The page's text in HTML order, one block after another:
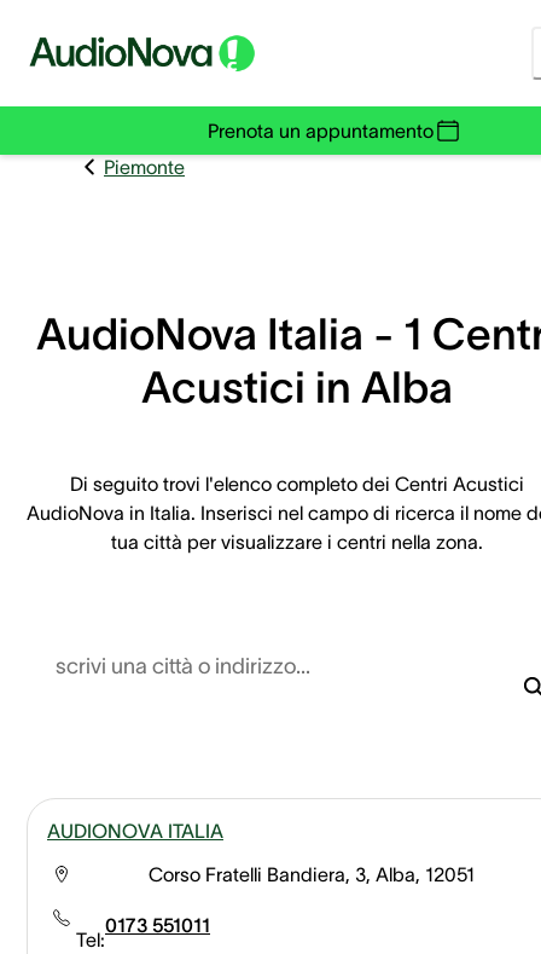
Prenota un appuntamento
Piemonte
AudioNova Italia - 1
Acustici in Alba
Di seguito trovi l'elenco completo dei Centri Acustici
AudioNova in Italia. Inserisci nel campo di ricerca il nome
tua città per visualizzare i centri nella zona.
scrivi una città o indirizzo...
AUDIONOVA ITALIA
Corso Fratelli Bandiera, 3, Alba, 12051
Tel:
0173 551011